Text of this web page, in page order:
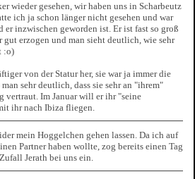
wieder gesehen, wir haben uns in Scharbeutz
ich ja schon länger nicht gesehen und war
er inzwischen geworden ist. Er ist fast so groß
erzogen und man sieht deutlich, wie sehr
:o)
von der Statur her, sie war ja immer die
sehr deutlich, dass sie sehr an "ihrem"
vertraut. Im Januar will er ihr "seine
ihr nach Ibiza fliegen.
mein Hoggelchen gehen lassen. Da ich auf
Partner haben wollte, zog bereits einen Tag
Jerath bei uns ein.